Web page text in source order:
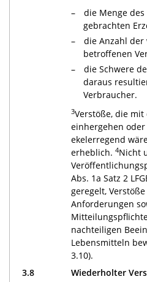
die Menge
gebrachten
die Anzahl der
betroffenen
die Schwere
daraus
Verbraucher.
3Verstöße, die
einhergehen
ekelerregend
erheblich. 4Nicht
Abs. 1a Satz 2
geregelt,
Anforderungen
nachteiligen
Lebensmitteln
3.10).
3.8
Wiederholter